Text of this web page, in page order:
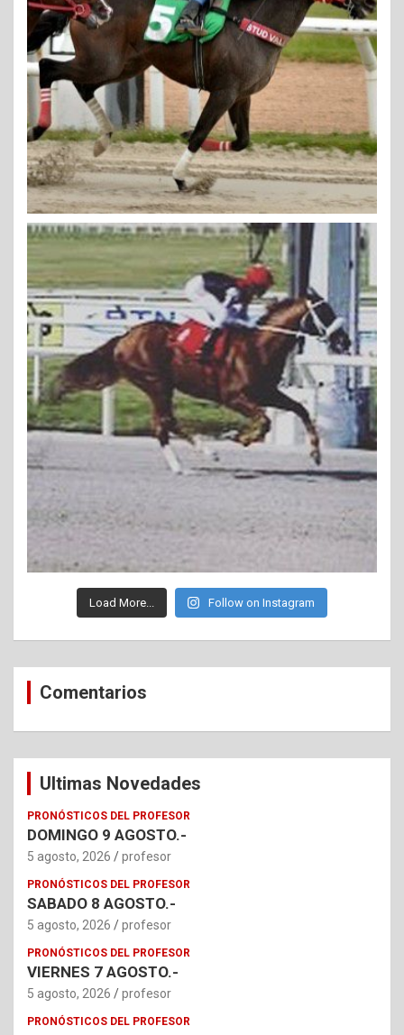
Load More... Follow on Instagram
Comentarios
Ultimas Novedades
PRONÓSTICOS DEL PROFESOR
DOMINGO 9 AGOSTO.-
5 agosto, 2026 profesor
PRONÓSTICOS DEL PROFESOR
SABADO 8 AGOSTO.-
5 agosto, 2026 profesor
PRONÓSTICOS DEL PROFESOR
VIERNES 7 AGOSTO.-
5 agosto, 2026 profesor
PRONÓSTICOS DEL PROFESOR